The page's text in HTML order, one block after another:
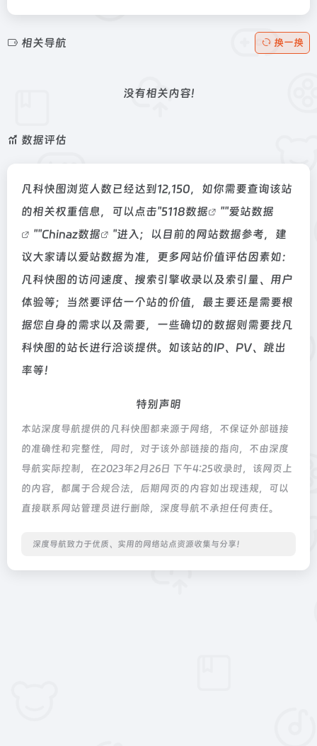
相关导航 换一换
没有相关内容!
数据评估
凡科快图浏览人数已经达到12,150，如你需要查询该站
的相关权重信息，可以点击"5118数据 ""爱站数据
""Chinaz数据
"进入；以目前的网站数据参考，建
议大家请以爱站数据为准，更多网站价值评估因素如：
凡科快图的访问速度、搜索引擎收录以及索引量、用户
体验等；当然要评估一个站的价值，最主要还是需要根
据您自身的需求以及需要，一些确切的数据则需要找凡
科快图的站长进行洽谈提供。如该站的IP、PV、跳出
率等！
特别声明
本站深度导航提供的凡科快图都来源于网络，不保证外部链接
的准确性和完整性，同时，对于该外部链接的指向，不由深度
导航实际控制，在2023年2月26日 下午4:25收录时，该网页上
的内容，都属于合规合法，后期网页的内容如出现违规，可以
直接联系网站管理员进行删除，深度导航不承担任何责任。
深度导航致力于优质、实用的网络站点资源收集与分享！